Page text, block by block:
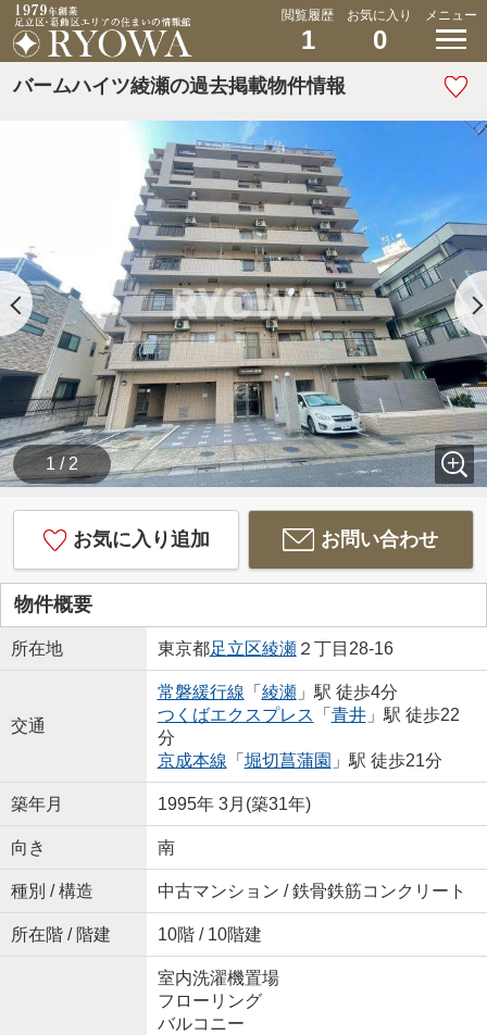
閲覧履歴
1
お気に入り
0
メニュー
バームハイツ綾瀬の過去掲載物件情報
1 / 2
お気に入り追加 お問い合わせ
物件概要
所在地 東京都足立区綾瀬２丁目28-16
交通
常磐緩行線 「 綾瀬」駅 徒歩4分
つくばエクスプレス 「 青井」駅 徒歩22
分
京成本線 「 堀切菖蒲園 」駅 徒歩21分
築年月 1995年 3月(築31年)
向き 南
種別 / 構造 中古マンション / 鉄骨鉄筋コンクリート
所在階 / 階建 10階 / 10階建
室内洗濯機置場
フローリング
バルコニー